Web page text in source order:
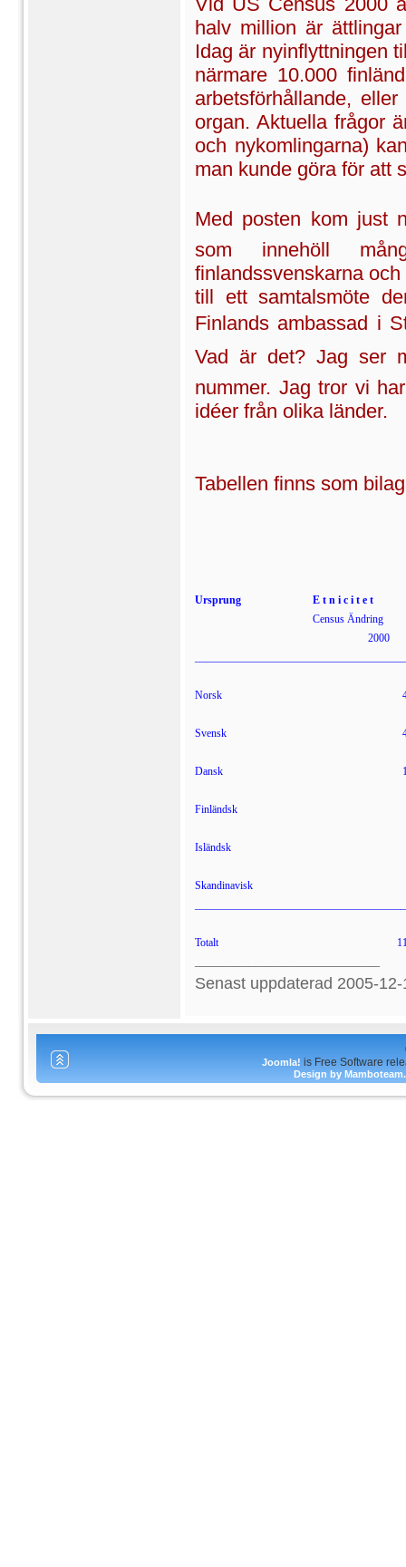
halv million är
Idag är nyinflyttningen
närmare 10.000
arbetsförhållande,
organ. Aktuella frågor
och nykomlingarna)
man kunde göra för att
Med posten kom just
som innehöll
finlandssvenskarna
till ett samtalsmöte
Finlands ambassad i
Vad är det? Jag ser
nummer. Jag tror vi
idéer från olika länder.
Tabellen finns som
Ursprung
E t n i c i t e t
Census Ändring
2000
Norsk
Svensk
Dansk
Finländsk
Isländsk
Skandinavisk
Totalt
Senast uppdaterad 2005-
Joomla! is Free Software
Design by